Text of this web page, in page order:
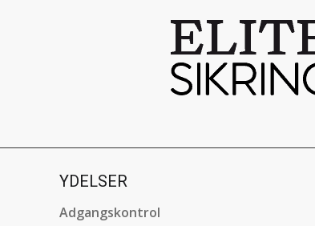
YDELSER
Adgangskontrol